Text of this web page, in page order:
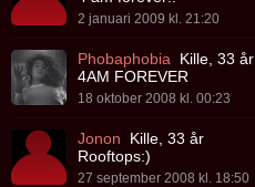
2 januari 2009 kl. 21:20
Phobaphobia
Kille, 33 år
4AM FOREVER
18 oktober 2008 kl. 00:23
Jonon
Kille, 33 år
Rooftops:)
27 september 2008 kl. 18:50